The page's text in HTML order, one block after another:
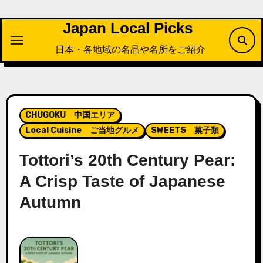
プ
Japan Local Picks
日本・各地域の名品や名所をご紹介
CHUGOKU 中国エリア
Local Cuisine ご当地グルメ
SWEETS 菓子類
Tottori’s 20th Century Pear:
A Crisp Taste of Japanese
Autumn